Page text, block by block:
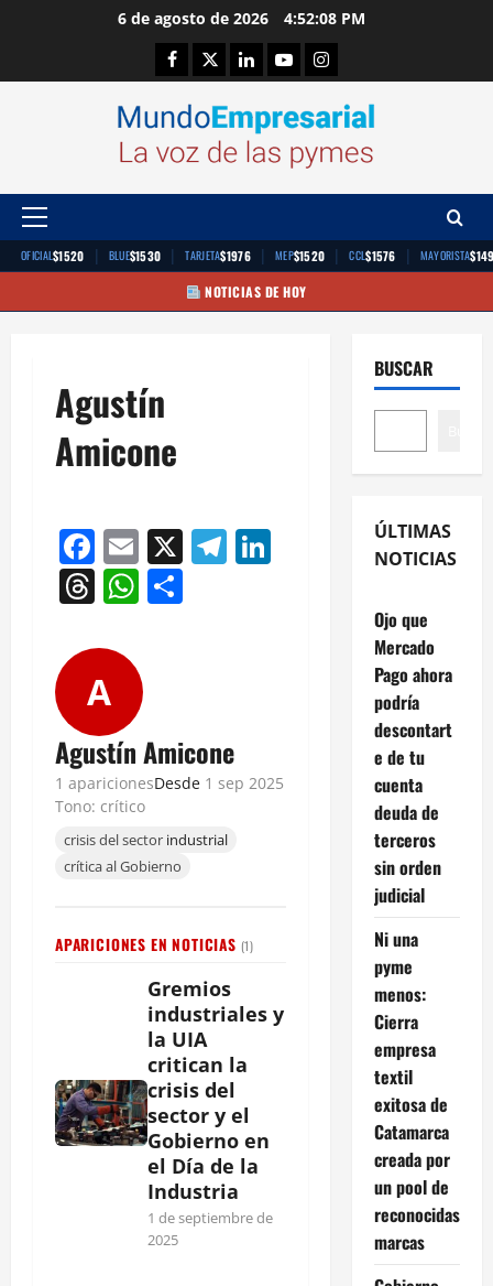
6 de agosto de 2026 4:52:08 PM
Facebook
TwitterLinkedinYoutubeInstagram
Menú
principal
OFICIAL$1520 | BLUE$1530 | TARJETA$1976 | MEP$1520 | CCL$1576 | MAYORISTA
NOTICIAS DE HOY
Agustín
Amicone
Facebook
Email
X Telegram
LinkedIn
Threads
WhatsApp
A
Agustín Amicone
1 aparicionesDesde 1 sep 2025
Tono: crítico
crisis del sector industrial
crítica al Gobierno
APARICIONES EN NOTICIAS (1)
Gremios
industriales y
la UIA
critican la
crisis del
sector y el
Gobierno en
el Día de la
Industria
1 de septiembre de
2025
BUSCAR
ÚLTIMAS
NOTICIAS
Ojo que
Mercado
Pago ahora
podría
descontart
e de tu
cuenta
deuda de
terceros
sin orden
judicial
Ni una
pyme
menos:
Cierra
empresa
textil
exitosa de
Catamarca
creada por
un pool de
reconocidas
marcas